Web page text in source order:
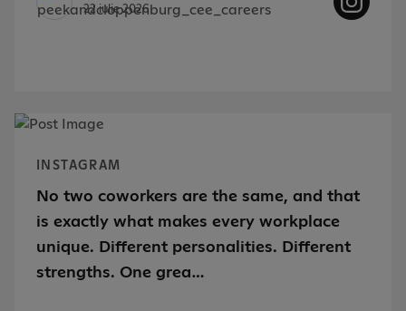
22 iulie 2026
INSTAGRAM
No two coworkers are the same, and that
is exactly what makes every workplace
unique. Different personalities. Different
strengths. One grea…